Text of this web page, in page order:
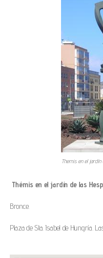
Themis en el
Thémis en el jardín de las
Bronce.
Plaza de Sta. Isabel de Hungría.